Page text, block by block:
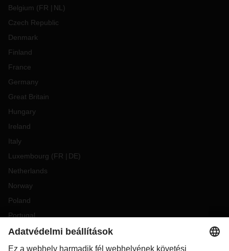
Belgium (FR NL )
Czech Republic
Denmark
Finland
France
Germany
Great Britain
Hungary
Ireland
Italy
Luxembourg (FR DE)
Netherlands
Norway
Poland
Portugal
Romania
Slovakia